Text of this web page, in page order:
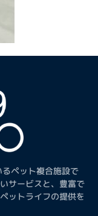
ペット複合施設で
サービスと、豊富で
ットライフの提供を